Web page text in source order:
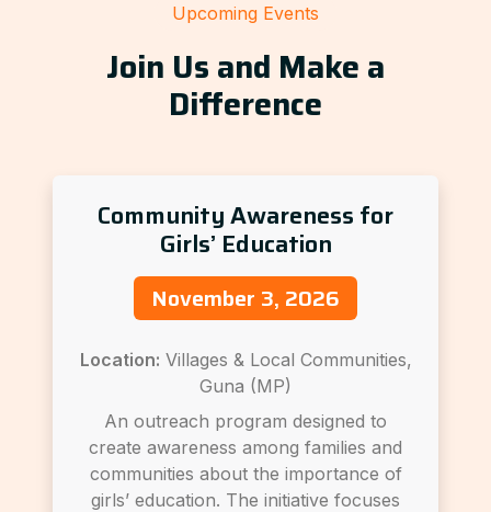
Upcoming Events
Join Us and Make a
Difference
Community Awareness for
Girls’ Education
November 3, 2026
Location: Villages & Local Communities,
Guna (MP)
An outreach program designed to
create awareness among families and
communities about the importance of
girls’ education. The initiative focuses